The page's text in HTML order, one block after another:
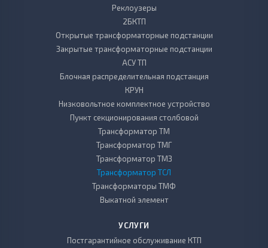
Реклоузеры
2БКТП
Открытые трансформаторные подстанции
Закрытые трансформаторные подстанции
АСУ ТП
Блочная распределительная подстанция
КРУН
Низковольтное комплектное устройство
Пункт секционирования столбовой
Трансформатор ТМ
Трансформатор ТМГ
Трансформатор ТМЗ
Трансформатор ТСЛ
Трансформаторы ТМФ
Выкатной элемент
УСЛУГИ
Постгарантийное обслуживание КТП